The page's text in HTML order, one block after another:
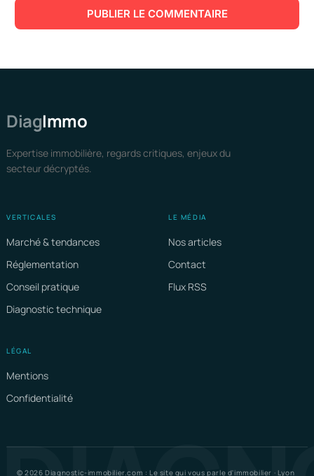
DiagImmo
Expertise immobilière, regards critiques, enjeux du
secteur décryptés.
VERTICALES
Marché & tendances
Réglementation
Conseil pratique
Diagnostic technique
LE MÉDIA
Nos articles
Contact
Flux RSS
LÉGAL
Mentions
Confidentialité
© 2026 Diagnostic-immobilier.com : Le site qui vous parle d'immobilier · Lyon